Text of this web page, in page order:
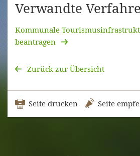
Verwandte
Kommunale
beantragen
Zurück zur Übersicht
Seite drucken Seite